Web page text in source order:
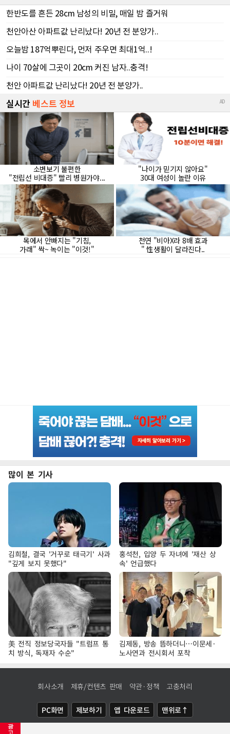
광
고
많이 본 기사
김희철, 결국 '거꾸로 태극기' 사과
"깊게 보지 못했다"
홍석천, 입양 두 자녀에 '재산 상
속' 언급했다
美 전직 정보당국자들 "트럼프 통
치 방식, 독재자 수순"
김제동, 방송 뜸하더니…이문세·
노사연과 전시회서 포착
회사소개 제휴/컨텐츠 판매 약관·정책 고충처리
PC화면 제보하기 앱 다운로드 맨위로↑